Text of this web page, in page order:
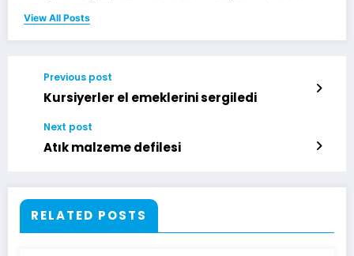
View All Posts
Previous post
Kursiyerler el emeklerini sergiledi
Next post
Atık malzeme defilesi
RELATED POSTS